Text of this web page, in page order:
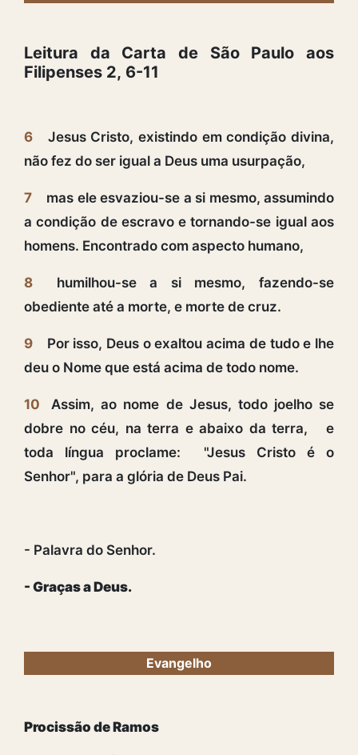
Leitura da Carta de São Paulo aos
Filipenses 2, 6-11
6
Jesus Cristo, existindo em condição divina,
não fez do ser igual a Deus uma usurpação,
7
mas ele esvaziou-se a si mesmo, assumindo
a condição de escravo e tornando-se igual aos
homens. Encontrado com aspecto humano,
8
humilhou-se a si mesmo, fazendo-se
obediente até a morte, e morte de cruz.
9
Por isso, Deus o exaltou acima de tudo e lhe
deu o Nome que está acima de todo nome.
10
Assim, ao nome de Jesus, todo joelho se
dobre no céu, na terra e abaixo da terra, e
toda língua proclame: "Jesus Cristo é o
Senhor", para a glória de Deus Pai.
- Palavra do Senhor.
- Graças a Deus.
Evangelho
Procissão de Ramos